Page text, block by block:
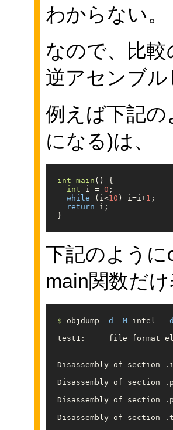
わからない。
なので、比
逆アセンブ
例えば下記
になる)は、
int main ()
{
int
i = 0 ;
while
( i<10 ) i=i+1 ;
return
i ;
}
下記のよう
main関数だ
$ objdump -d -M intel
--
test1:     file format
Disassembly of section
Disassembly of section
Disassembly of section
Disassembly of section